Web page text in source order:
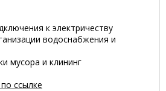
к электричеству
водоснабжения и
мусора и клининг
ссылке